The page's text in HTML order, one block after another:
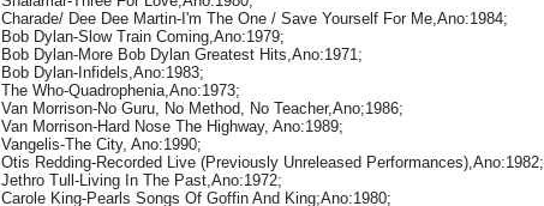
Charade/ Dee Dee Martin-I'm The One / Save Yourself For Me,Ano:1984;
Bob Dylan-Slow Train Coming,Ano:1979;
Bob Dylan-More Bob Dylan Greatest Hits,Ano:1971;
Bob Dylan-Infidels,Ano:1983;
The Who-Quadrophenia,Ano:1973;
Van Morrison-No Guru, No Method, No Teacher,Ano;1986;
Van Morrison-Hard Nose The Highway, Ano:1989;
Vangelis-The City, Ano:1990;
Otis Redding-Recorded Live (Previously Unreleased Performances),Ano:1982;
Jethro Tull-Living In The Past,Ano:1972;
Carole King-Pearls Songs Of Goffin And King;Ano:1980;